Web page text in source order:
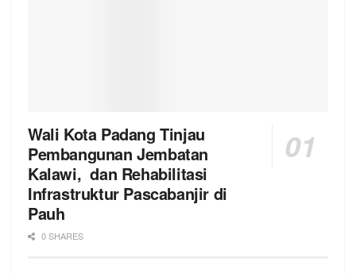
Wali Kota Padang Tinjau
Pembangunan Jembatan
Kalawi, dan Rehabilitasi
Infrastruktur Pascabanjir di
Pauh
0 SHARES